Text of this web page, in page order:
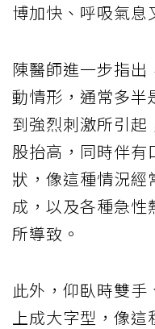
博加快、呼吸氣息
陳醫師進一步指
動情形，通常多半
到強烈刺激所引
股抬高，同時伴有
狀，像這種情況經
成，以及各種急
所導致。
此外，仰臥時雙
上成大字型，像這